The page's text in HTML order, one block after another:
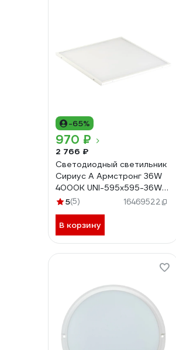
-65%
970 ₽
2 766 ₽
Светодиодный светильник
Сириус А Армстронг 36W
4000K UNI-595x595-36W-
OP-4K
5(5) 16469522
В корзину